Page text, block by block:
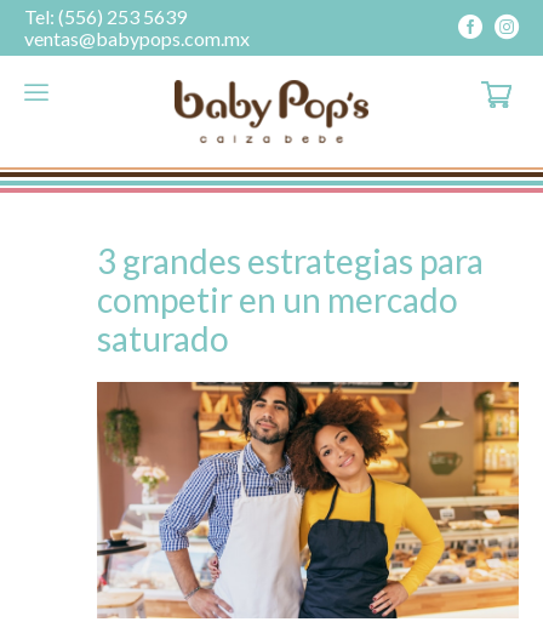
Tel: (556) 253 5639
ventas@babypops.com.mx
3 grandes estrategias para
competir en un mercado
saturado